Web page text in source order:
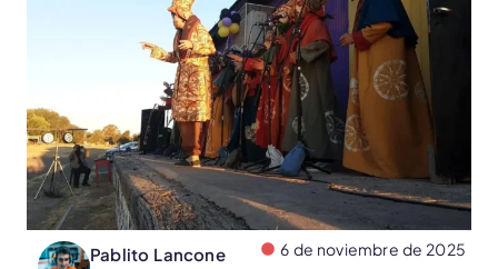
Pablito Lancone
6 de noviembre de 2025